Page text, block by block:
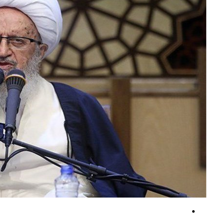
شناسایی و بازداشت ۲۱مزدور موساد و ۴ شرور عضو باند‌های مسلح شرارت در استان کرمان
۸۰۰ سازه آمریکایی خاکستر شد + فیلم
اعلام حمایت پاکستان از مذاکرات عمان درباره تنگه هرمز